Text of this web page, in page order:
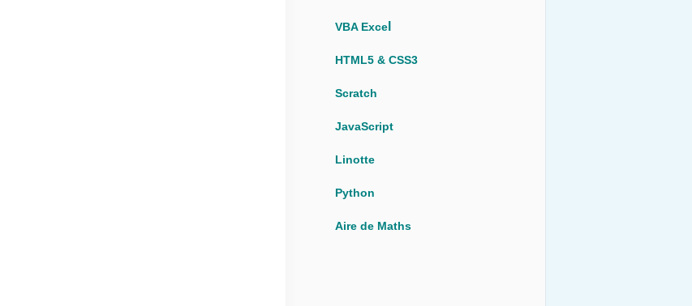
VBA Exce
HTML5 & CSS3
Scratch
JavaScript
Linotte
Python
Aire de Maths